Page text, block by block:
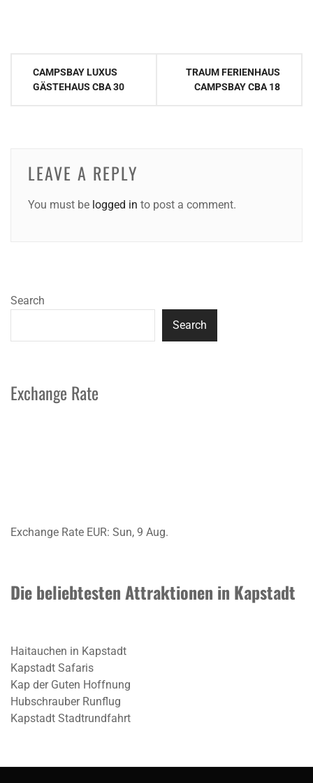
Post
navigation
CAMPSBAY LUXUS
GÄSTEHAUS CBA 30
TRAUM FERIENHAUS
CAMPSBAY CBA 18
LEAVE A REPLY
You must be logged in to post a comment.
Search
Search
Exchange Rate
Exchange Rate EUR: Sun, 9 Aug.
Die beliebtesten Attraktionen in Kapstadt
Haitauchen in Kapstadt
Kapstadt Safaris
Kap der Guten Hoffnung
Hubschrauber Runflug
Kapstadt Stadtrundfahrt